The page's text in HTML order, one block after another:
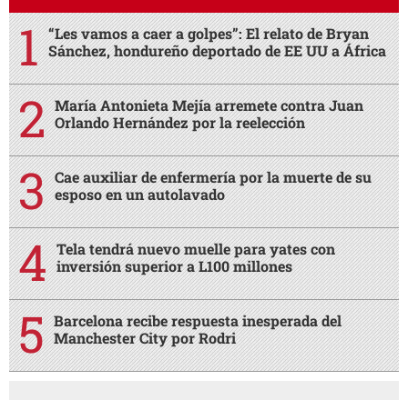
“Les vamos a caer a golpes”: El relato de Bryan
Sánchez, hondureño deportado de EE UU a África
María Antonieta Mejía arremete contra Juan
Orlando Hernández por la reelección
Cae auxiliar de enfermería por la muerte de su
esposo en un autolavado
Tela tendrá nuevo muelle para yates con
inversión superior a L100 millones
Barcelona recibe respuesta inesperada del
Manchester City por Rodri